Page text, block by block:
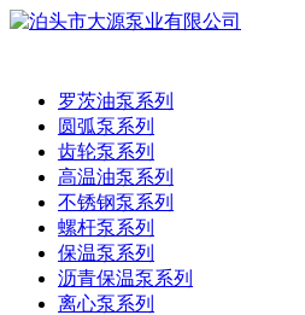
罗茨油泵系列
圆弧泵系列
齿轮泵系列
高温油泵系列
不锈钢泵系列
螺杆泵系列
保温泵系列
沥青保温泵系列
离心泵系列